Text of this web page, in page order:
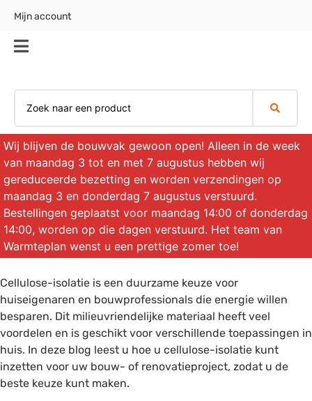
Mijn account
Wij blijven de bouwvak gewoon open! Alleen in de week
van maandag 3 tot en met 7 augustus hebben wij
gereduceerde bezetting en worden verzendingen op
maandag 3 en donderdag 7 augustus verstuurd.
Bestellingen geplaatst voor maandag 14:00 of donderdag
14:00, worden op die dagen verstuurd. Het team van
Warmteplan wenst u een prettige zomer toe!
Cellulose-isolatie is een duurzame keuze voor
huiseigenaren en bouwprofessionals die energie willen
besparen. Dit milieuvriendelijke materiaal heeft veel
voordelen en is geschikt voor verschillende toepassingen in
huis. In deze blog leest u hoe u cellulose-isolatie kunt
inzetten voor uw bouw- of renovatieproject, zodat u de
beste keuze kunt maken.